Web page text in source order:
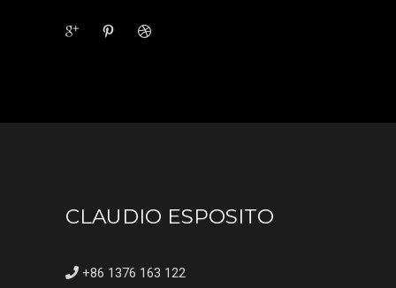
CLAUDIO ESPOSITO
+86 1376 163 122